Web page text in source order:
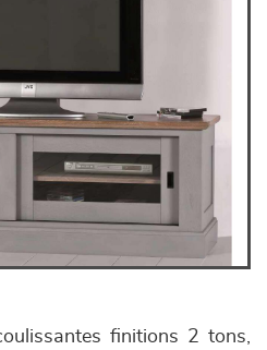
finitions 2 tons,